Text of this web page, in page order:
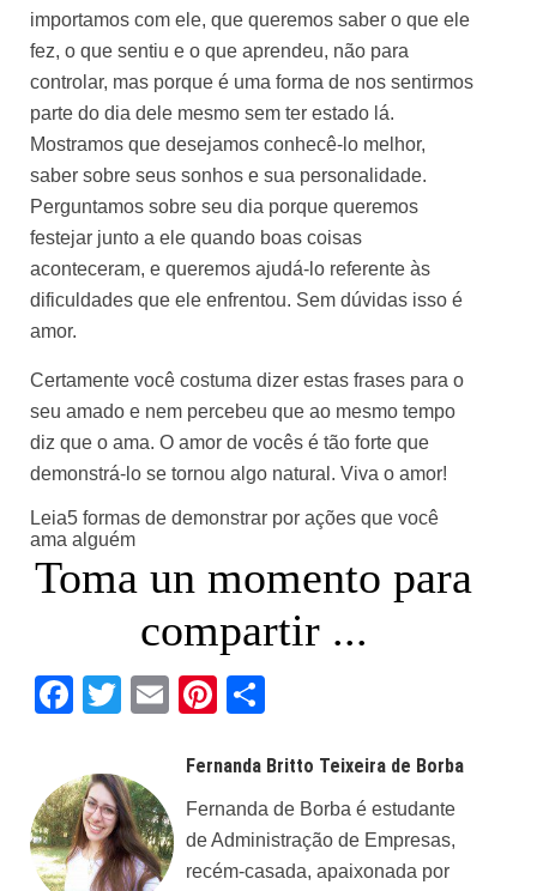
importamos com ele, que queremos saber o que ele
fez, o que sentiu e o que aprendeu, não para
controlar, mas porque é uma forma de nos sentirmos
parte do dia dele mesmo sem ter estado lá.
Mostramos que desejamos conhecê-lo melhor,
saber sobre seus sonhos e sua personalidade.
Perguntamos sobre seu dia porque queremos
festejar junto a ele quando boas coisas
aconteceram, e queremos ajudá-lo referente às
dificuldades que ele enfrentou. Sem dúvidas isso é
amor.
Certamente você costuma dizer estas frases para o
seu amado e nem percebeu que ao mesmo tempo
diz que o ama. O amor de vocês é tão forte que
demonstrá-lo se tornou algo natural. Viva o amor!
Leia5 formas de demonstrar por ações que você
ama alguém
Toma un momento para
compartir ...
Facebook
Twitter
EmailPinterest
Fernanda Britto Teixeira de Borba
Fernanda de Borba é estudante
de Administração de Empresas,
recém-casada, apaixonada por